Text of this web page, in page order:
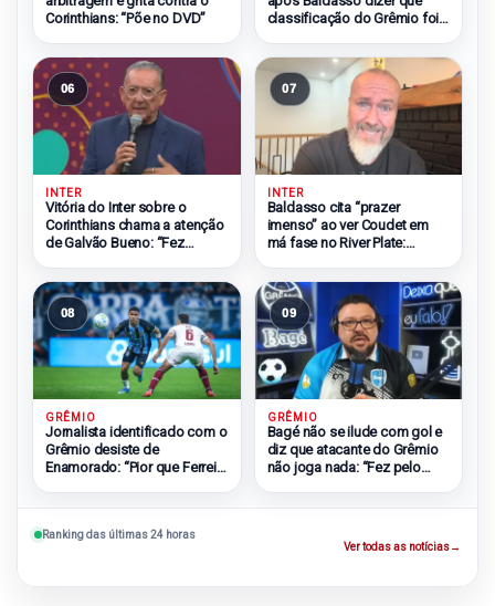
Corinthians: “Põe no DVD”
classificação do Grêmio foi
06
INTER
Vitória do Inter sobre o
Corinthians chama a atenção
de Galvão Bueno: “Fez
07
INTER
Baldasso cita “prazer
imenso” ao ver Coudet em
má fase no River Plate:
08
GRÊMIO
Jornalista identificado com o
Grêmio desiste de
Enamorado: “Pior que Ferreira
09
GRÊMIO
Bagé não se ilude com gol e
diz que atacante do Grêmio
não joga nada: “Fez pelo
Ranking das últimas 24 horas
Ver todas as notícias→